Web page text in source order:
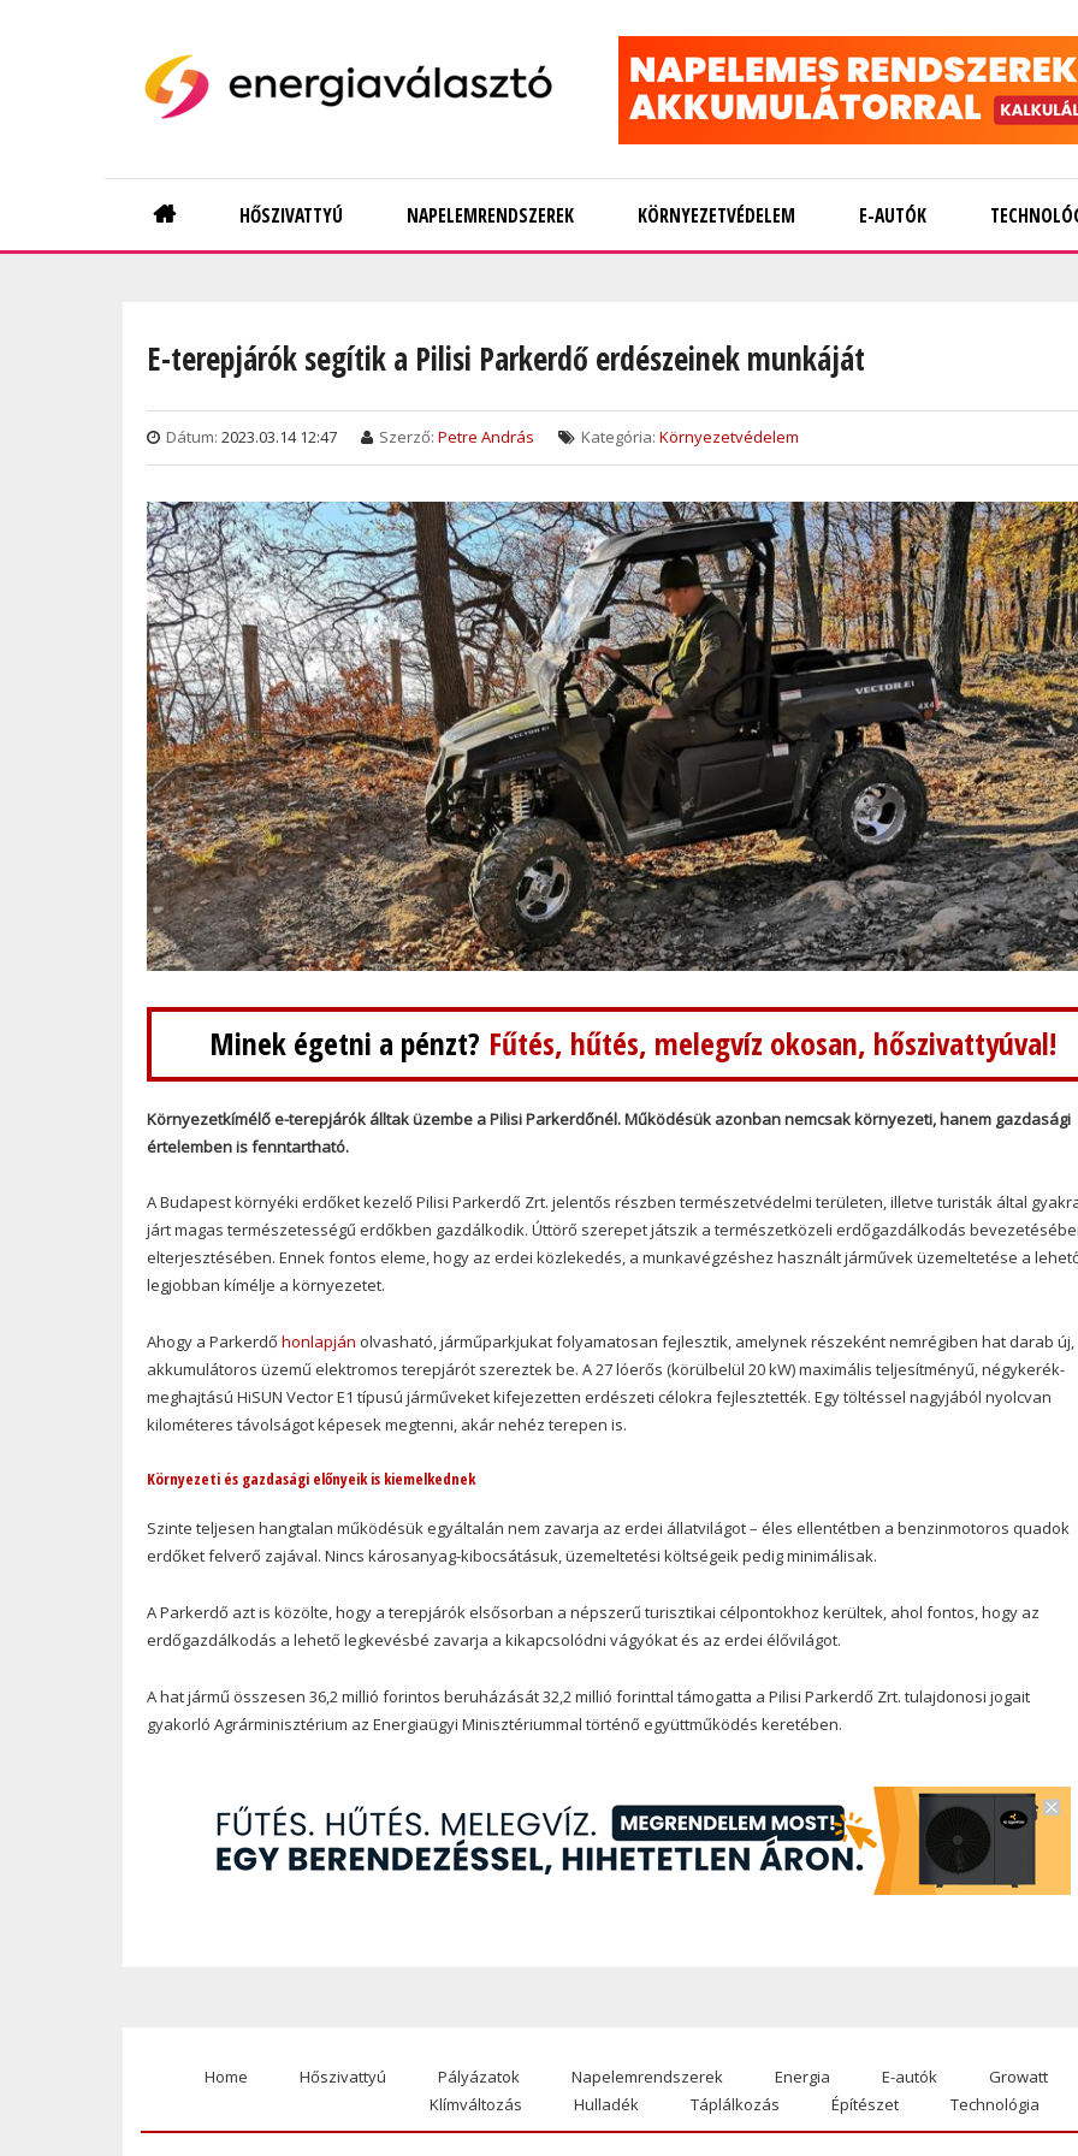
Main
navigation
HŐSZIVATTYÚ NAPELEMRENDSZEREK KÖRNYEZETVÉDELEM E-AUTÓK
E-terepjárók segítik a Pilisi Parkerdő erdészeinek munkáját
Dátum: 2023.03.14 12:47 Szerző: Petre András Kategória: Környezetvédelem
Minek égetni a pénzt? Fűtés, hűtés, melegvíz okosan, hőszivattyúval!
Környezetkímélő e-terepjárók álltak üzembe a Pilisi Parkerdőnél. Működésük azonban nemcsak környezeti, hanem gazdasági
értelemben is fenntartható.
A Budapest környéki erdőket kezelő Pilisi Parkerdő Zrt. jelentős részben természetvédelmi területen, illetve turisták által
járt magas természetességű erdőkben gazdálkodik. Úttörő szerepet játszik a természetközeli erdőgazdálkodás
elterjesztésében. Ennek fontos eleme, hogy az erdei közlekedés, a munkavégzéshez használt járművek üzemeltetése a
legjobban kímélje a környezetet.
Ahogy a Parkerdő honlapján olvasható, járműparkjukat folyamatosan fejlesztik, amelynek részeként nemrégiben hat darab új,
akkumulátoros üzemű elektromos terepjárót szereztek be. A 27 lóerős (körülbelül 20 kW) maximális teljesítményű, négykerék-
meghajtású HiSUN Vector E1 típusú járműveket kifejezetten erdészeti célokra fejlesztették. Egy töltéssel nagyjából nyolcvan
kilométeres távolságot képesek megtenni, akár nehéz terepen is.
Környezeti és gazdasági előnyeik is kiemelkednek
Szinte teljesen hangtalan működésük egyáltalán nem zavarja az erdei állatvilágot – éles ellentétben a benzinmotoros quadok
erdőket felverő zajával. Nincs károsanyag-kibocsátásuk, üzemeltetési költségeik pedig minimálisak.
A Parkerdő azt is közölte, hogy a terepjárók elsősorban a népszerű turisztikai célpontokhoz kerültek, ahol fontos, hogy az
erdőgazdálkodás a lehető legkevésbé zavarja a kikapcsolódni vágyókat és az erdei élővilágot.
A hat jármű összesen 36,2 millió forintos beruházását 32,2 millió forinttal támogatta a Pilisi Parkerdő Zrt. tulajdonosi jogait
gyakorló Agrárminisztérium az Energiaügyi Minisztériummal történő együttműködés keretében.
menu
Home Hőszivattyú Pályázatok Napelemrendszerek Energia E-autók Growatt
Klímváltozás
Hulladék Táplálkozás Építészet Technológia